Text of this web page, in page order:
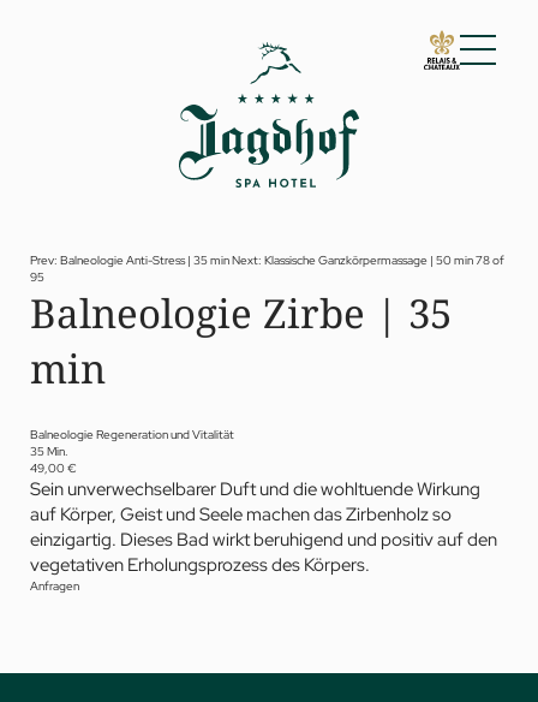
01 Der Jagdhof
02 Zimmer & Suiten
Fitness
Private Spa Suite
Jagdhof Specials nach Dr. A. Papp
Yoga
05 Angebote
06 Aktivitäten
07 Events
Prev: Balneologie Anti-Stress | 35 minNext: Klassische Ganzkörpermassage | 50 min78 of
95
Balneologie Zirbe | 35
min
Balneologie Regeneration und Vitalität
35 Min.
49,00 €
Sein unverwechselbarer Duft und die wohltuende Wirkung
auf Körper, Geist und Seele machen das Zirbenholz so
einzigartig. Dieses Bad wirkt beruhigend und positiv auf den
vegetativen Erholungsprozess des Körpers.
Anfragen